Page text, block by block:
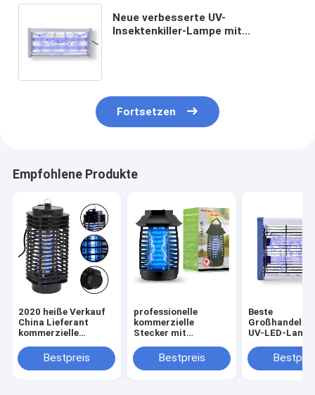
Neue verbesserte UV-
Insektenkiller-Lampe mit
Fortsetzen
Empfohlene Produkte
2020 heiße Verkauf
China Lieferant
kommerzielle
Stecker in
Mückenkiller
Bestpreis
professionelle
kommerzielle
Stecker mit
elektrischer
Schädlingsbekämpfung
Bestpreis
Beste
UV-LED-
Kunststoff